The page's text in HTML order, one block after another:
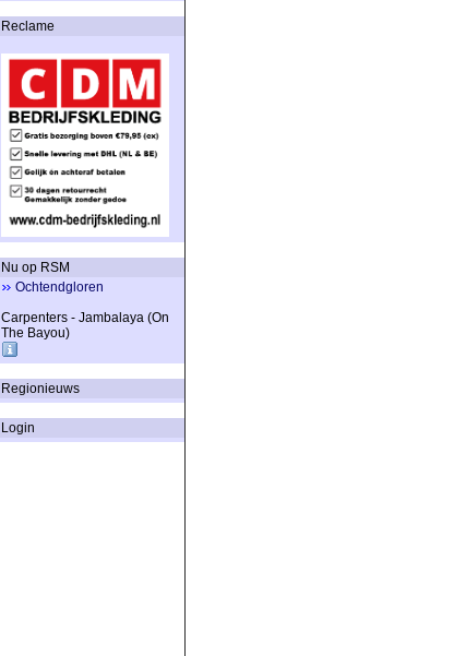
Reclame
Nu op RSM
Ochtendgloren
Carpenters - Jambalaya (On
The Bayou)
Regionieuws
Login